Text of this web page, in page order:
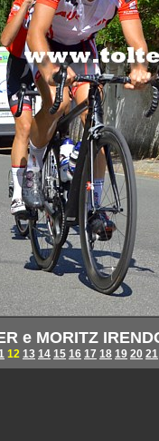
e MORITZ
12 13 14 15 16 17 18 19 20 21